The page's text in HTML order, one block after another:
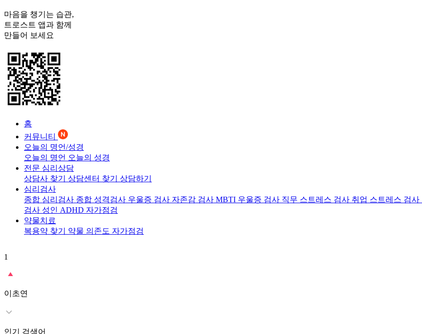
마음을 챙기는 습관,
트로스트 앱과 함께
만들어 보세요
홈
커뮤니티
오늘의 명언/성경
오늘의 명언 오늘의 성경
전문 심리상담
상담사 찾기 상담센터 찾기 상담하기
심리검사
종합 심리검사 종합 성격검사 우울증 검사 자존감 검사 MBTI 우울증 검사 직무 스트레스 검사 취업 스트레스 검사
검사 성인 ADHD 자가점검
약물치료
복용약 찾기 약물 의존도 자가점검
1
이초연
인기 검색어